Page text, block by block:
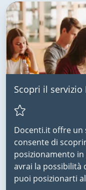
Scopri il servizio
Docenti.it offre un
consente di
posizionamento
avrai la possibilità
puoi posizionarti